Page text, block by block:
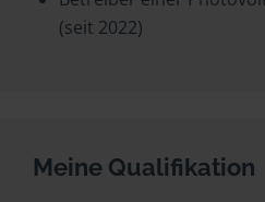
(seit 2022)
Meine Qualifikation